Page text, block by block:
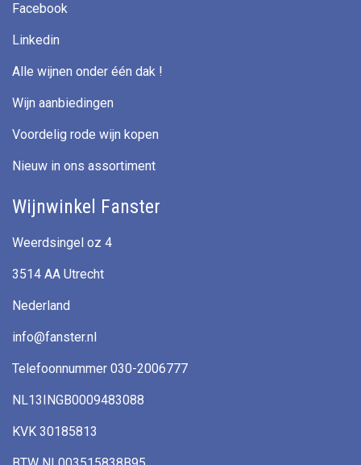
Facebook
Linkedin
Alle wijnen onder één dak !
Wijn aanbiedingen
Voordelig rode wijn kopen
Nieuw in ons assortiment
Wijnwinkel Fanster
Weerdsingel oz 4
3514 AA Utrecht
Nederland
info@fanster.nl
Telefoonnummer 030-2006777
NL13INGB0009483088
KVK 30185813